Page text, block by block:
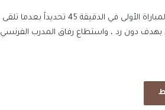
وجاء هدف اللقاء الوحيد للفريق الملكي عبر لاعبه البرازيلي كاسيميرو في نهاية شوط المباراة الأولى في الدقيقة 45 تحديداً بعدما تلقى
بهدف دون رد ، واستطاع رفاق المدرب الفرنسي